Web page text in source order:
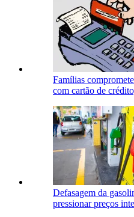
Famílias
com cartão de
Defasagem da
pressionar preços